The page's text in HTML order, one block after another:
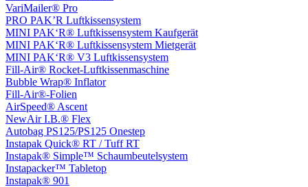
VariMailer® Pro
PRO PAK’R Luftkissensystem
MINI PAK‘R® Luftkissensystem Kaufgerät
MINI PAK‘R® Luftkissensystem Mietgerät
MINI PAK‘R® V3 Luftkissensystem
Fill-Air® Rocket-Luftkissenmaschine
Bubble Wrap® Inflator
Fill-Air®-Folien
AirSpeed® Ascent
NewAir I.B.® Flex
Autobag PS125/PS125 Onestep
Instapak Quick® RT / Tuff RT
Instapak® Simple™ Schaumbeutelsystem
Instapacker™ Tabletop
Instapak® 901